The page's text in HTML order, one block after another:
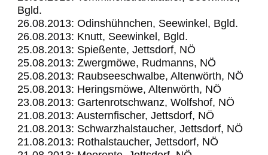
Bgld.
26.08.2013: Odinshühnchen, Seewinkel, Bgld.
26.08.2013: Knutt, Seewinkel, Bgld.
25.08.2013: Spießente, Jettsdorf, NÖ
25.08.2013: Zwergmöwe, Rudmanns, NÖ
25.08.2013: Raubseeschwalbe, Altenwörth, NÖ
25.08.2013: Heringsmöwe, Altenwörth, NÖ
23.08.2013: Gartenrotschwanz, Wolfshof, NÖ
21.08.2013: Austernfischer, Jettsdorf, NÖ
21.08.2013: Schwarzhalstaucher, Jettsdorf, NÖ
21.08.2013: Rothalstaucher, Jettsdorf, NÖ